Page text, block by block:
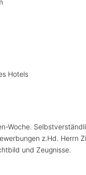
Hotels
Woche.
z.Hd. Herrn
und Zeugnisse.